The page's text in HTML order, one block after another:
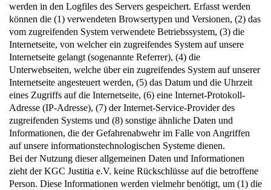
werden in den Logfiles des Servers gespeichert. Erfasst werden
können die (1) verwendeten Browsertypen und Versionen, (2) das
vom zugreifenden System verwendete Betriebssystem, (3) die
Internetseite, von welcher ein zugreifendes System auf unsere
Internetseite gelangt (sogenannte Referrer), (4) die
Unterwebseiten, welche über ein zugreifendes System auf unserer
Internetseite angesteuert werden, (5) das Datum und die Uhrzeit
eines Zugriffs auf die Internetseite, (6) eine Internet-Protokoll-
Adresse (IP-Adresse), (7) der Internet-Service-Provider des
zugreifenden Systems und (8) sonstige ähnliche Daten und
Informationen, die der Gefahrenabwehr im Falle von Angriffen
auf unsere informationstechnologischen Systeme dienen.
Bei der Nutzung dieser allgemeinen Daten und Informationen
zieht der KGC Justitia e.V. keine Rückschlüsse auf die betroffene
Person. Diese Informationen werden vielmehr benötigt, um (1) die